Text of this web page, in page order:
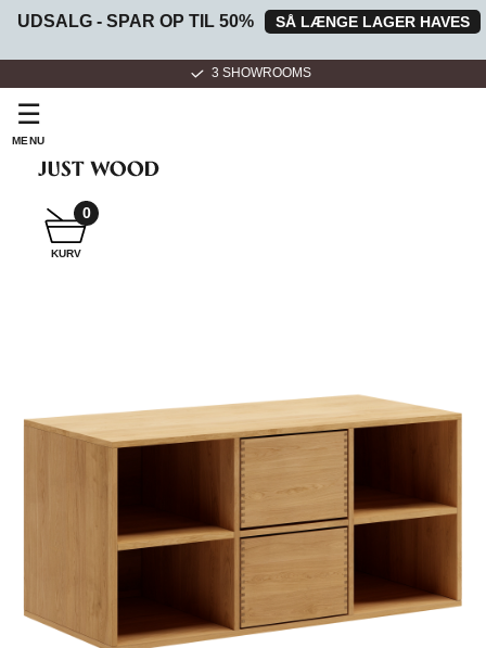
UDSALG - SPAR OP TIL 50% SÅ LÆNGE LAGER HAVES
3 SHOWROOMS
☰
MENU
SNEDKER
BADMØBEL
HVIDEVARER
KURV
0